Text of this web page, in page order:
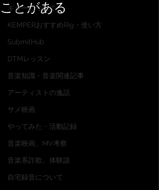
ギターについて
KEMPERおすすめRig・使い方
SubmitHub
DTMレッスン
音楽知識・音楽関連記事
アーティストの逸話
サメ映画
やってみた・活動記録
音楽映画、MV考察
音楽系詐欺、体験談
自宅録音について
ことがある